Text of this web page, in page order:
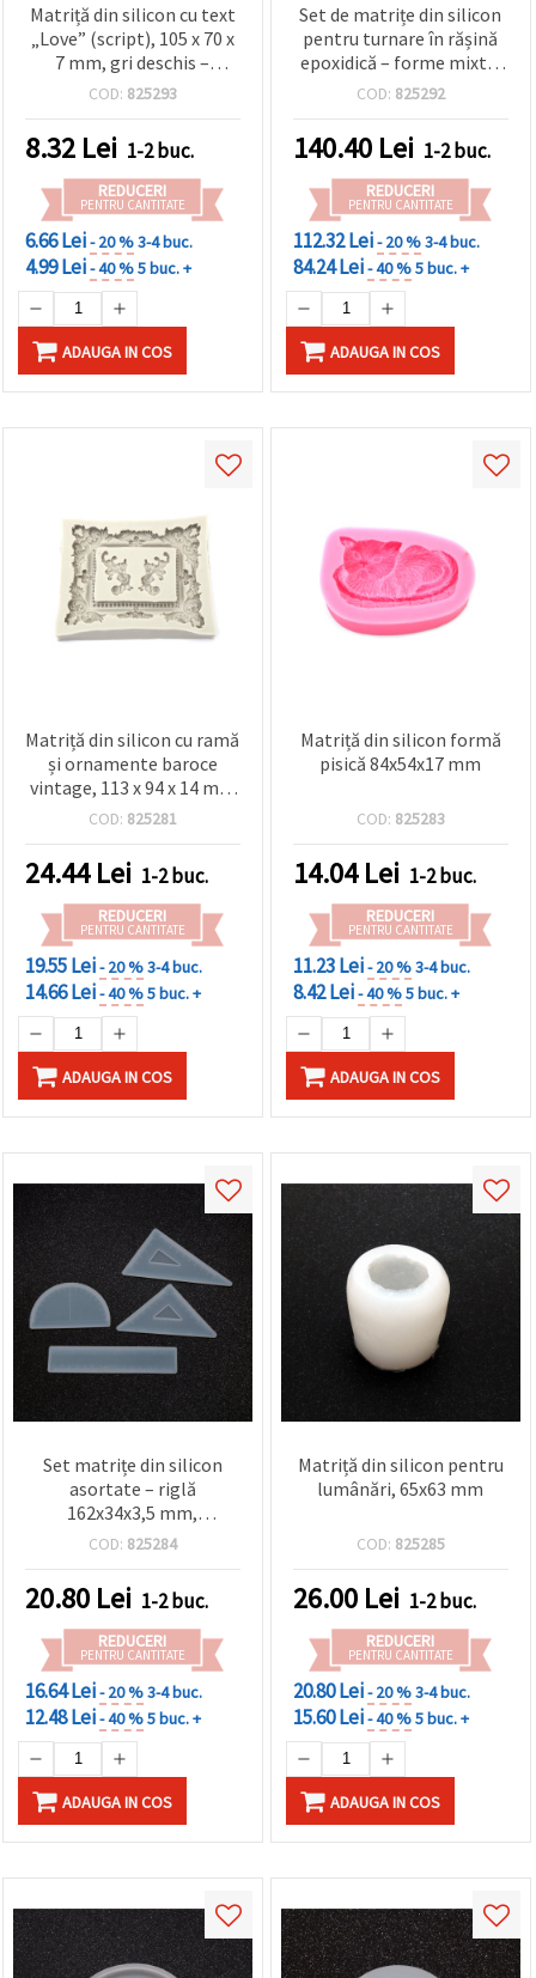
Matriță din silicon cu text
„Love” (script), 105 x 70 x
7 mm, gri deschis –
embosor
biscuiți, ștampilă flexibilă
pentru decor torturi și
patiserie, nunți,
aniversări, Ziua
Îndrăgostiților
COD: 825293
8.32 Lei 1-2 buc.
REDUCERI
PENTRU CANTITATE
6.66 Lei- 20 %3-4 buc.
4.99 Lei- 40 %5 buc. +
ADAUGA IN COS
Set de matrițe din silicon
pentru turnare în rășină
epoxidică – forme mixte,
cu unelte pentru lucru
COD: 825292
140.40 Lei 1-2 buc.
REDUCERI
PENTRU CANTITATE
112.32 Lei- 20 %3-4 buc.
84.24 Lei- 40 %5 buc. +
ADAUGA IN COS
Matriță din silicon cu ramă
și ornamente baroce
vintage, 113 x 94 x 14 mm
– flexibilă, reutilizabilă,
lut polimeric, lut cu
uscare la aer, ipsos,
proiecte DIY/handmade
COD: 825281
24.44Lei 1-2 buc.
REDUCERI
PENTRU CANTITATE
19.55 Lei- 20 %3-4 buc.
14.66 Lei- 40 %5 buc. +
ADAUGA IN COS
Matriță din silicon formă
pisică 84x54x17 mm
COD: 825283
14.04Lei 1-2 buc.
REDUCERI
PENTRU CANTITATE
11.23 Lei- 20 %3-4 buc.
8.42 Lei- 40 %5 buc. +
ADAUGA IN COS
Set matrițe din silicon
asortate – riglă
162x34x3,5 mm,
triunghiuri 128–
raportor 104x61x3,5 mm
COD: 825284
20.80 Lei 1-2 buc.
REDUCERI
PENTRU CANTITATE
16.64 Lei- 20 %3-4 buc.
12.48 Lei- 40 %5 buc. +
ADAUGA IN COS
Matriță din silicon pentru
lumânări, 65x63 mm
COD: 825285
26.00 Lei 1-2 buc.
REDUCERI
PENTRU CANTITATE
20.80 Lei- 20 %3-4 buc.
15.60 Lei- 40 %5 buc. +
ADAUGA IN COS